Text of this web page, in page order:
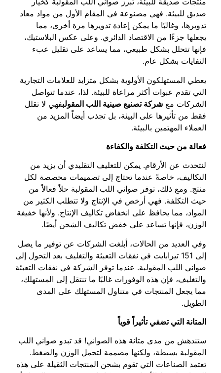
صديق للبيئة. فهي مصنوعة في المقام الأول من مواد معاد
تدويرها، وغالبًا ما يمكن إعادة تدويرها مرة أخرى، مما
يجعلها جزءًا من الاقتصاد الدائري. وعلى عكس البلاستيك،
فإنها تتحلل بشكل طبيعي، مما يساعد على تقليل عبء
النفايات بشكل عام.
يعطي المستهلكون الأولوية بشكل متزايد للعلامات التجارية
التي تقدم عبوات أكثر مراعاة للبيئة. لذا، عندما تتواصل
الشركات مع شركة تصنيع صينية اللب المقولبفهي لا تقلل
فقط من تأثيرها على البيئة، بل تجذب أيضاً المزيد من
العملاء المهتمين بالبيئة.
فعالة من حيث التكلفة والكفاءة
لنتحدث عن الأرقام. يمكن للتغليف التقليدي أن يزيد من
التكاليف، خاصةً عندما تحتاج إلى تصميمات مخصصة لكل
منتج. ومع ذلك، توفر صواني اللب المقولبة حلاً فعالاً من
حيث التكلفة. فهي أرخص في الإنتاج ولا تتطلب الكثير من
المواد، مما يحافظ على انخفاض تكاليف الإنتاج. ولأنها خفيفة
الوزن، فإنها تساعد على خفض تكاليف الشحن أيضًا.
وفي العديد من الحالات، أبلغت الشركات عن توفير ما يصل
إلى 151 تيرابايت في نفقات التعبئة والتغليف بعد التحول إلى
صواني اللب المقولبة. عندما توفر الشركة في نفقات التعبئة
والتغليف، فإن هذه الوفورات غالبًا ما تنتقل إلى المستهلك،
مما يجعل المنتجات في متناول المستهلك على المدى
الطويل.
المتانة التي تضفي تأثيراً قوياً
ستندهش من مدى متانة هذه الصواني! قد تبدو صواني اللب
المقولبة بسيطة، ولكنها مصممة لتحمل الوزن والضغط.
تعتمد الصناعات التي تقوم بشحن المنتجات الثقيلة على هذه